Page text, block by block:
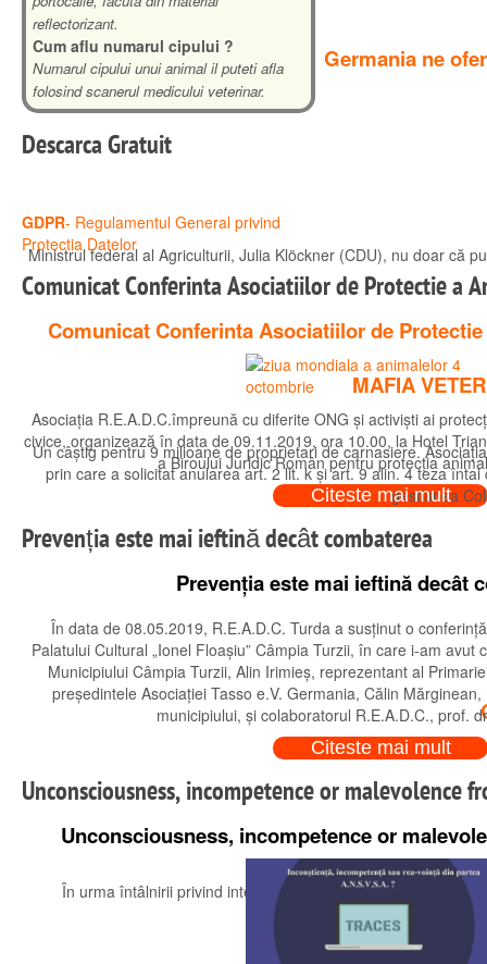
Germania ne
Ministrul federal al Agriculturii, Julia Klöckner (CDU), nu doar că
MAFIA
Un câștig pentru 9 milioane de proprietari de carnasiere.
prin care a solicitat anularea art. 2 lit. k și art. 9 alin. 4 teza
gestiunea
Citeste mai mult
În urma întâlnirii privind intenția de înființare a Biroului
reflectorizant.
Cum aflu numarul cipului ?
Numarul cipului unui animal il puteti afla
folosind scanerul medicului veterinar.
Descarca Gratuit
GDPR- Regulamentul General privind
Protectia Datelor
Comunicat Conferinta Asociatiilor de Protectie a
Comunicat Conferinta Asociatiilor de
Asociația R.E.A.D.C.împreună cu diferite ONG și activiști ai
civice, organizează în data de 09.11.2019, ora 10.00, la Hotel
a Biroului Juridic Român pentru protecția
Citeste mai mult
Prevenția este mai ieftină decât combaterea
Prevenția este mai ieftină decât
În data de 08.05.2019, R.E.A.D.C. Turda a susținut o
Palatului Cultural „Ionel Floașiu” Câmpia Turzii, în care i-am
Municipiului Câmpia Turzii, Alin Irimieș, reprezentant al
președintele Asociației Tasso e.V. Germania, Călin
municipiului, și colaboratorul R.E.A.D.C., prof.
Citeste mai mult
Unconsciousness, incompetence or malevolence
Unconsciousness, incompetence or